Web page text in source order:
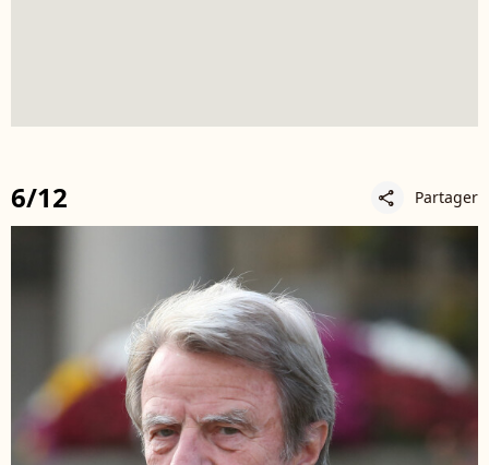
6/12 share Partager